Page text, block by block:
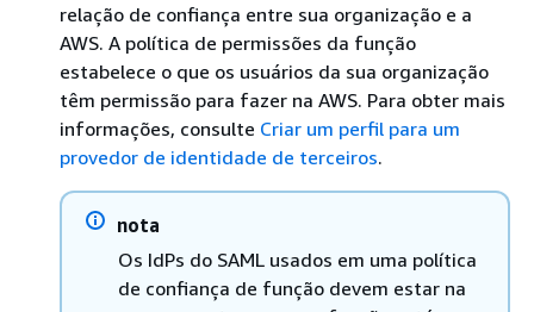
relação de confiança entre sua organização e a
AWS. A política de permissões da função
estabelece o que os usuários da sua organização
têm permissão para fazer na AWS. Para obter mais
informações, consulte Criar um perfil para um
provedor de identidade de terceiros.
nota
Os IdPs do SAML usados em uma política
de confiança de função devem estar na